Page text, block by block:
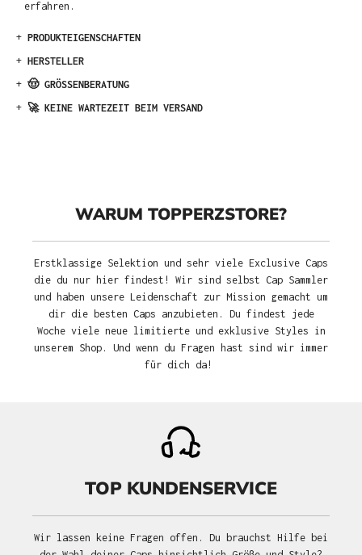
erfahren.
+ PRODUKTEIGENSCHAFTEN
+ HERSTELLER
+ 🤠 GRÖSSENBERATUNG
+ 🚀 KEINE WARTEZEIT BEIM VERSAND
WARUM TOPPERZSTORE?
Erstklassige Selektion und sehr viele Exclusive Caps
die du nur hier findest! Wir sind selbst Cap Sammler
und haben unsere Leidenschaft zur Mission gemacht um
dir die besten Caps anzubieten. Du findest jede
Woche viele neue limitierte und exklusive Styles in
unserem Shop. Und wenn du Fragen hast sind wir immer
für dich da!
TOP KUNDENSERVICE
Wir lassen keine Fragen offen. Du brauchst Hilfe bei